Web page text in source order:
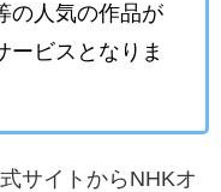
の人気の作品が
ービスとなりま
サイトからNHKオ